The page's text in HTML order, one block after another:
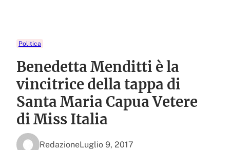
Politica
Benedetta Menditti è la
vincitrice della tappa di
Santa Maria Capua Vetere
di Miss Italia
RedazioneLuglio 9, 2017